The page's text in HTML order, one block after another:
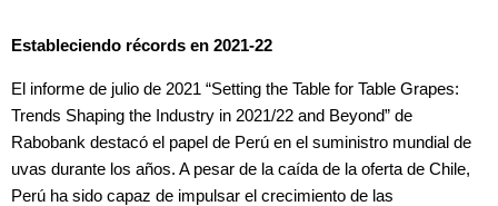
Estableciendo récords en 2021-22
El informe de julio de 2021 “Setting the Table for Table Grapes:
Trends Shaping the Industry in 2021/22 and Beyond” de
Rabobank destacó el papel de Perú en el suministro mundial de
uvas durante los años. A pesar de la caída de la oferta de Chile,
Perú ha sido capaz de impulsar el crecimiento de las